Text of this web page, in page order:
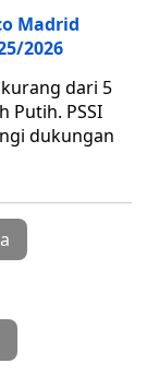
Madrid
2026
dari 5
Putih. PSSI
dukungan